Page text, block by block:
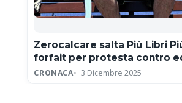
Zerocalcare salta Più Libri
forfait per protesta contro
neofascista
CRONACA 3 Dicembre 2025